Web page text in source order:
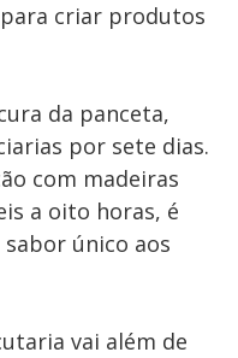
criar produtos
da panceta,
por sete dias.
com madeiras
a oito horas, é
único aos
vai além de